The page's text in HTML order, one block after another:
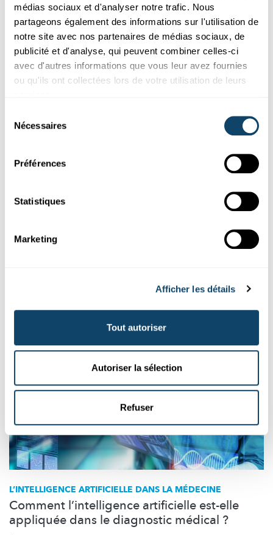
médias sociaux et d'analyser notre trafic. Nous
partageons également des informations sur l'utilisation de
notre site avec nos partenaires de médias sociaux, de
publicité et d'analyse, qui peuvent combiner celles-ci
avec d'autres informations que vous leur avez fournies
ou qu'ils ont collectées lors de votre utilisation de leurs
Nécessaires
Préférences
Statistiques
Marketing
Afficher les détails
Tout autoriser
Autoriser la sélection
Refuser
OUTSTANDING PHD THESIS
l’intelligence artificielle à prédire des
situations difficiles
Salah Ghamizi, chercheur post-doctoral du groupe « Security
Design and Validation » au SnT, a été sélectionné dans la
L’INTELLIGENCE ARTIFICIELLE DANS LA MÉDECINE
Comment l’intelligence artificielle est-elle
appliquée dans le diagnostic médical ?